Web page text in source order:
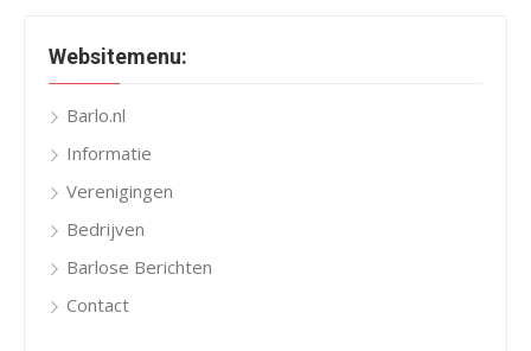
Websitemenu:
Barlo.nl
Informatie
Verenigingen
Bedrijven
Barlose Berichten
Contact